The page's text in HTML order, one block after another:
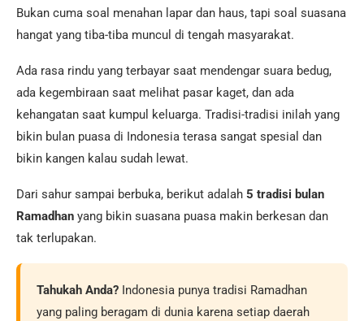
Bukan cuma soal menahan lapar dan haus, tapi soal suasana
hangat yang tiba-tiba muncul di tengah masyarakat.
Ada rasa rindu yang terbayar saat mendengar suara bedug,
ada kegembiraan saat melihat pasar kaget, dan ada
kehangatan saat kumpul keluarga. Tradisi-tradisi inilah yang
bikin bulan puasa di Indonesia terasa sangat spesial dan
bikin kangen kalau sudah lewat.
Dari sahur sampai berbuka, berikut adalah 5 tradisi bulan
Ramadhan yang bikin suasana puasa makin berkesan dan
tak terlupakan.
Tahukah Anda? Indonesia punya tradisi Ramadhan
yang paling beragam di dunia karena setiap daerah